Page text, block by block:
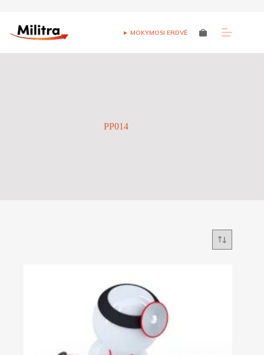
content
► MOKYMOSI ERDVĖ
Shopping
PP014